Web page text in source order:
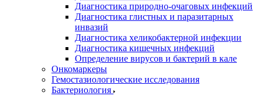
Диагностика природно-очаговых инфекций
Диагностика глистных и паразитарных
инвазий
Диагностика хеликобактерной инфекции
Диагностика кишечных инфекций
Определение вирусов и бактерий в кале
Онкомаркеры
Гемостазиологические исследования
Бактериология